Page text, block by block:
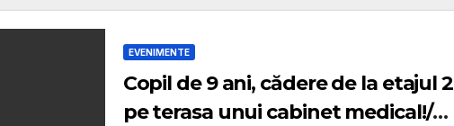
EVENIMENTE
Copil de 9 ani, cădere de la etajul 2
pe terasa unui cabinet medical!/